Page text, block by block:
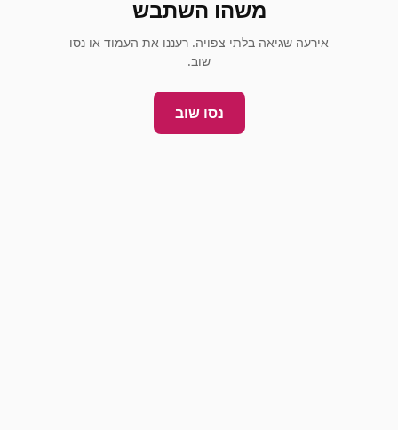
משהו השתבש
אירעה שגיאה בלתי צפויה. רעננו את העמוד או נסו
שוב.
נסו שוב